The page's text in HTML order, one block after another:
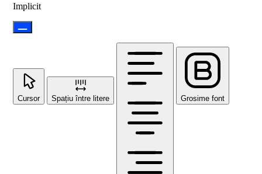
Implicit
Cursor Spațiu între litere Grosime font